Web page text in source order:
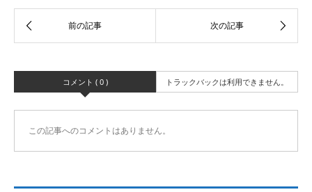
コメント ( 0 ) トラックバックは利用できません。
この記事へのコメントはありません。